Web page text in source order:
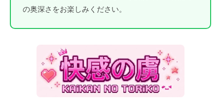
の奥深さをお楽しみください。